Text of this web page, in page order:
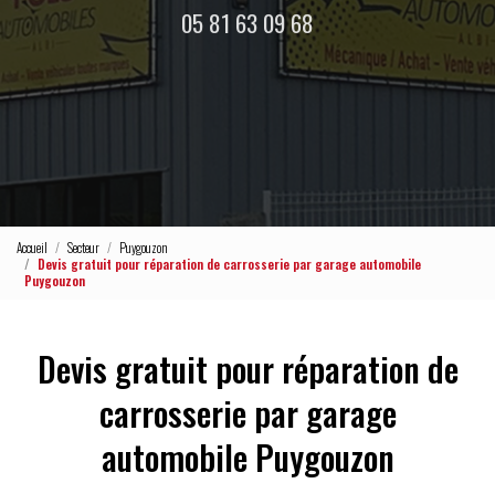
05 81 63 09 68
Accueil Secteur
Puygouzon
Devis gratuit pour réparation de carrosserie par garage automobile
Puygouzon
Devis gratuit pour réparation de
carrosserie par garage
automobile Puygouzon